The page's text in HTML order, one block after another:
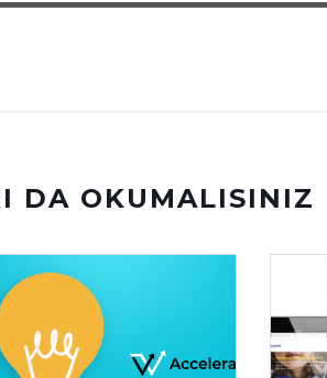
DA OKUMALISINIZ